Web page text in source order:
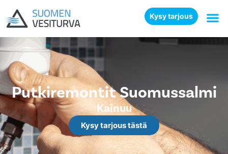
Kysy tarjous
Putkiremontit Suomussalmi
Kainuu
Kysy tarjous tästä